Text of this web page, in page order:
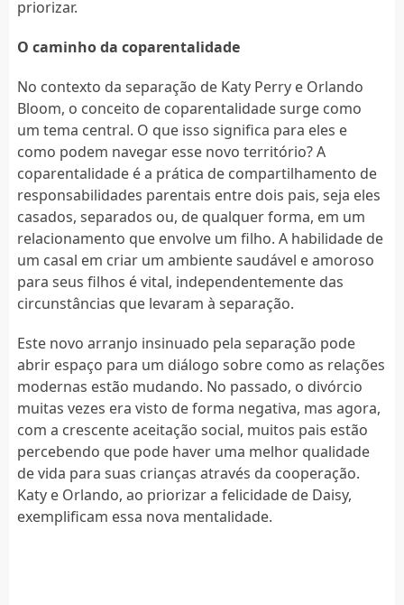
priorizar.
O caminho da coparentalidade
No contexto da separação de Katy Perry e Orlando
Bloom, o conceito de coparentalidade surge como
um tema central. O que isso significa para eles e
como podem navegar esse novo território? A
coparentalidade é a prática de compartilhamento de
responsabilidades parentais entre dois pais, seja eles
casados, separados ou, de qualquer forma, em um
relacionamento que envolve um filho. A habilidade de
um casal em criar um ambiente saudável e amoroso
para seus filhos é vital, independentemente das
circunstâncias que levaram à separação.
Este novo arranjo insinuado pela separação pode
abrir espaço para um diálogo sobre como as relações
modernas estão mudando. No passado, o divórcio
muitas vezes era visto de forma negativa, mas agora,
com a crescente aceitação social, muitos pais estão
percebendo que pode haver uma melhor qualidade
de vida para suas crianças através da cooperação.
Katy e Orlando, ao priorizar a felicidade de Daisy,
exemplificam essa nova mentalidade.